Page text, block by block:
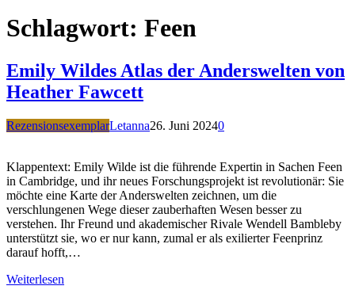
Schlagwort: Feen
Emily Wildes Atlas der Anderswelten von
Heather Fawcett
RezensionsexemplarLetanna26. Juni 20240
Klappentext: Emily Wilde ist die führende Expertin in Sachen Feen
in Cambridge, und ihr neues Forschungsprojekt ist revolutionär: Sie
möchte eine Karte der Anderswelten zeichnen, um die
verschlungenen Wege dieser zauberhaften Wesen besser zu
verstehen. Ihr Freund und akademischer Rivale Wendell Bambleby
unterstützt sie, wo er nur kann, zumal er als exilierter Feenprinz
darauf hofft,…
Weiterlesen